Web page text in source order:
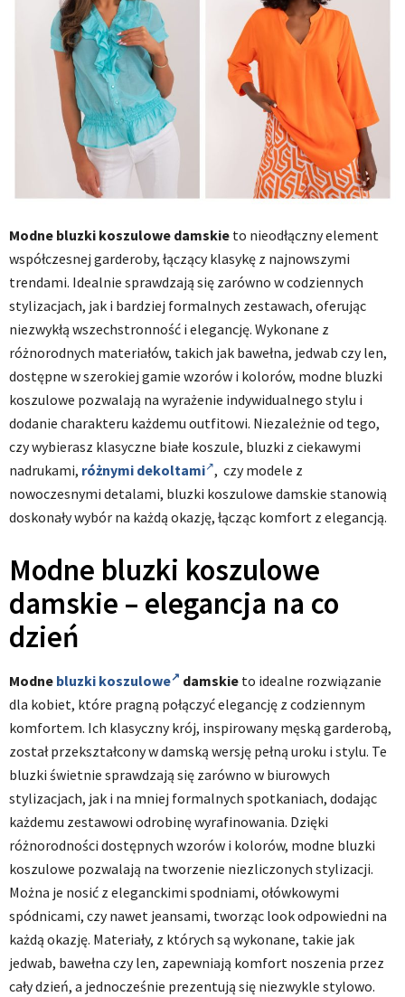
Modne bluzki koszulowe damskie to nieodłączny element
współczesnej garderoby, łączący klasykę z najnowszymi
trendami. Idealnie sprawdzają się zarówno w codziennych
stylizacjach, jak i bardziej formalnych zestawach, oferując
niezwykłą wszechstronność i elegancję. Wykonane z
różnorodnych materiałów, takich jak bawełna, jedwab czy len,
dostępne w szerokiej gamie wzorów i kolorów, modne bluzki
koszulowe pozwalają na wyrażenie indywidualnego stylu i
dodanie charakteru każdemu outfitowi. Niezależnie od tego,
czy wybierasz klasyczne białe koszule, bluzki z ciekawymi
nadrukami, różnymi dekoltami , czy modele z
nowoczesnymi detalami, bluzki koszulowe damskie stanowią
doskonały wybór na każdą okazję, łącząc komfort z elegancją.
Modne bluzki koszulowe
damskie – elegancja na co
dzień
Modne bluzki koszulowe damskie to idealne rozwiązanie
dla kobiet, które pragną połączyć elegancję z codziennym
komfortem. Ich klasyczny krój, inspirowany męską garderobą,
został przekształcony w damską wersję pełną uroku i stylu. Te
bluzki świetnie sprawdzają się zarówno w biurowych
stylizacjach, jak i na mniej formalnych spotkaniach, dodając
każdemu zestawowi odrobinę wyrafinowania. Dzięki
różnorodności dostępnych wzorów i kolorów, modne bluzki
koszulowe pozwalają na tworzenie niezliczonych stylizacji.
Można je nosić z eleganckimi spodniami, ołówkowymi
spódnicami, czy nawet jeansami, tworząc look odpowiedni na
każdą okazję. Materiały, z których są wykonane, takie jak
jedwab, bawełna czy len, zapewniają komfort noszenia przez
cały dzień, a jednocześnie prezentują się niezwykle stylowo.